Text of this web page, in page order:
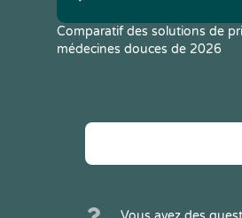
Comparatif des solutions de
médecines douces de 2026